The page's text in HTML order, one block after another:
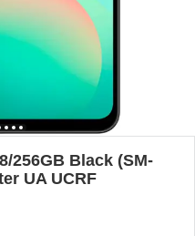
256GB Black (SM-
UA UCRF